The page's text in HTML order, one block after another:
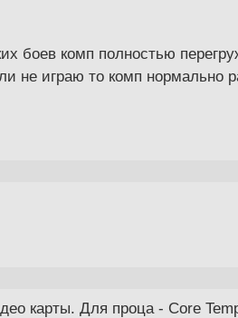
боев комп полностью
не играю то комп нормально
карты. Для проца - Core